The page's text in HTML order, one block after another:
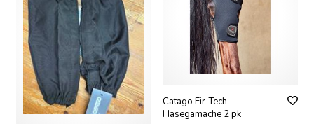
Catago Fir-Tech
Hasegamache 2 pk